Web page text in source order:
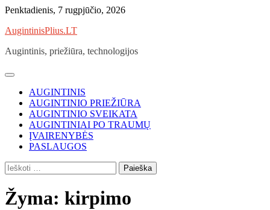
Skip
content
Penktadienis, 7 rugpjūčio, 2026
AugintinisPlius.LT
Augintinis, priežiūra, technologijos
AUGINTINIS
AUGINTINIO PRIEŽIŪRA
AUGINTINIO SVEIKATA
AUGINTINIAI PO TRAUMŲ
ĮVAIRENYBĖS
PASLAUGOS
Ieškoti:
Žyma: kirpimo